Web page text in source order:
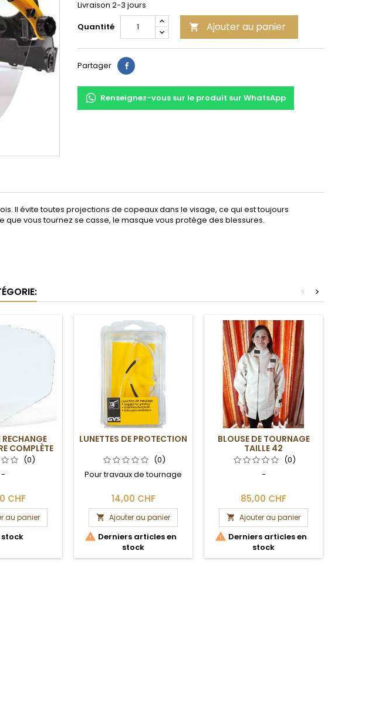
Livraison 2-3 jours
Quantité
 Ajouter au panier
Partager Partager
Renseignez-vous sur le produit sur WhatsApp
Il évite toutes projections de copeaux dans le visage, ce qui est toujours
vous tournez se casse, le masque vous protège des blessures.
>
<
RECHANGE
COMPLÈTE
(0)
-
CHF
au panier
stock
LUNETTES DE PROTECTION
(0)
Pour travaux de tournage
14,00 CHF
 Ajouter au panier
 Derniers articles en
stock
BLOUSE DE TOURNAGE
TAILLE 42
(0)
-
85,00 CHF
 Ajouter au panier
 Derniers articles en
stock